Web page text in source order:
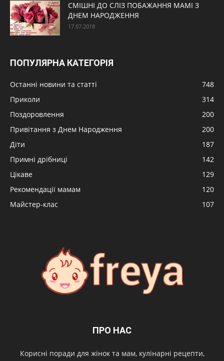
СМІШНІ ДО СЛІЗ ПОБАЖАННЯ МАМІ З
ДНЕМ НАРОДЖЕННЯ
17.07.2018
ПОПУЛЯРНА КАТЕГОРІЯ
Останні новини та статті
748
Приколи
314
Поздоровлення
200
Привітання з Днем Народження
200
Діти
187
Примні дрібниці
142
Цікаве
129
Рекомендації мамам
120
Майстер-клас
107
ПРО НАС
Корисні поради для жінок та мам, кулінарні рецепти,